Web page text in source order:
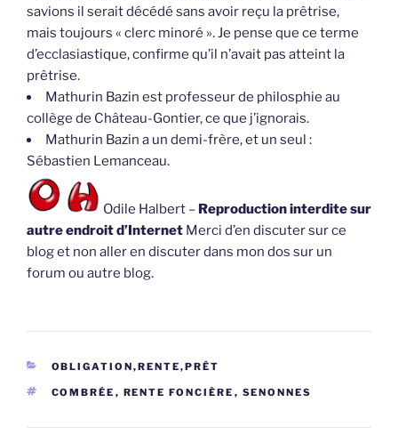
savions il serait décédé sans avoir reçu la prêtrise,
mais toujours « clerc minoré ». Je pense que ce terme
d’ecclasiastique, confirme qu’il n’avait pas atteint la
prêtrise.
Mathurin Bazin est professeur de philosphie au
collège de Château-Gontier, ce que j’ignorais.
Mathurin Bazin a un demi-frère, et un seul :
Sébastien Lemanceau.
Odile Halbert – Reproduction interdite sur
autre endroit d’Internet Merci d’en discuter sur ce
blog et non aller en discuter dans mon dos sur un
forum ou autre blog.
CATÉGORIES
OBLIGATION,RENTE,PRÊT
ÉTIQUETTES
COMBRÉE , RENTE FONCIÈRE , SENONNES